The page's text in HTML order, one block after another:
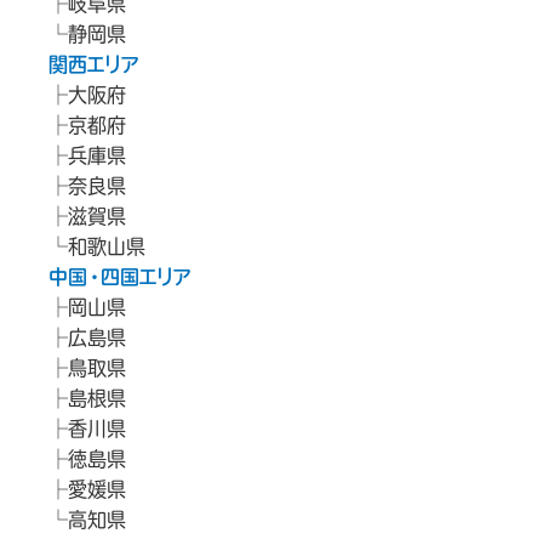
岐阜県
静岡県
関西エリア
大阪府
京都府
兵庫県
奈良県
滋賀県
和歌山県
中国・四国エリア
岡山県
広島県
鳥取県
島根県
香川県
徳島県
愛媛県
高知県